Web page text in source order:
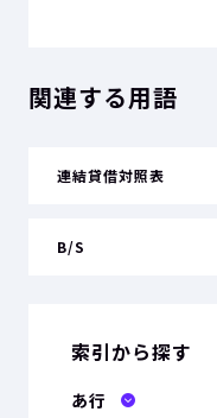
関連する用語
連結貸借対照表
B/S
索引から探す
あ行